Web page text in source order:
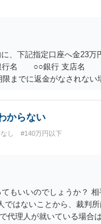
、下記指定口座へ金23万
銀行名 ○○銀行 支店
でに返金がなされない
に講じます。 その際に
ですので、あらかじめ
還義務の発生や履行時期
遅延させることなく、誠
からない
し #140万円以下
もいいのでしょうか？
はないことから、裁判
代理人が就いている場合